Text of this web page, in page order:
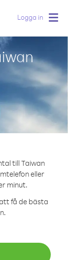
Logga in
till Taiwan
eller
minut.
få de bästa